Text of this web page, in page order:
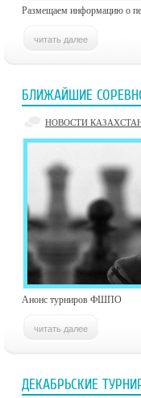
Размещаем информацию о
БЛИЖАЙШИЕ
НОВОСТИ
Анонс турниров ФШПО
ДЕКАБРЬСКИЕ